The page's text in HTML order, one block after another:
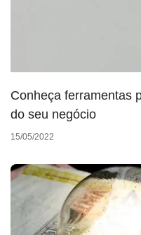
Conheça ferramentas
do seu negócio
15/05/2022